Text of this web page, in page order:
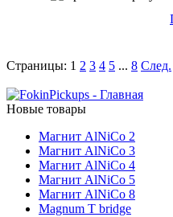
Страницы: 1 2 3 4 5 ... 8 След.
Новые товары
Магнит AlNiCo 2
Магнит AlNiCo 3
Магнит AlNiCo 4
Магнит AlNiCo 5
Магнит AlNiCo 8
Magnum T bridge